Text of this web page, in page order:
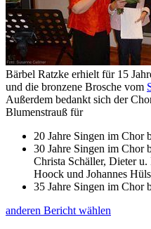
Bärbel Ratzke erhielt für 15
und die bronzene Brosche vom
Außerdem bedankt sich der
Blumenstrauß für
20 Jahre Singen im Chor
30 Jahre Singen im Chor
Christa Schäller, Dieter
Hoock und Johannes
35 Jahre Singen im Chor
anderen Bericht wählen